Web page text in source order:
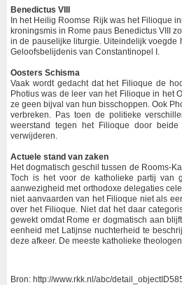
Benedictus VIII
In het Heilig Roomse Rijk was het Filioque
kroningsmis in Rome paus Benedictus VIII
in de pauselijke liturgie. Uiteindelijk voegde
Geloofsbelijdenis van Constantinopel I.
Oosters Schisma
Vaak wordt gedacht dat het Filioque de
Photius was de leer van het Filioque in het
ze geen bijval van hun bisschoppen. Ook
verbreken. Pas toen de politieke
weerstand tegen het Filioque door
verwijderen.
Actuele stand van zaken
Het dogmatisch geschil tussen de Rooms-
Toch is het voor de katholieke partij van
aanwezigheid met orthodoxe delegaties
niet aanvaarden van het Filioque niet als
over het Filioque. Niet dat het daar
gewekt omdat Rome er dogmatisch aan
eenheid met Latijnse nuchterheid te
deze afkeer. De meeste katholieke
Bron: http://www.rkk.nl/abc/